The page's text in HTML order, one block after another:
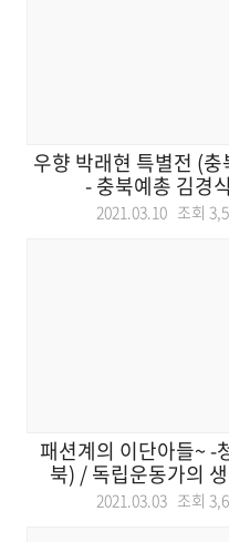
우향 박래현 특별전 (
- 충북예총 김경
2021.03.10 조회
패션계의 이단아들~ -
북) / 독립운동가의
2021.03.03 조회